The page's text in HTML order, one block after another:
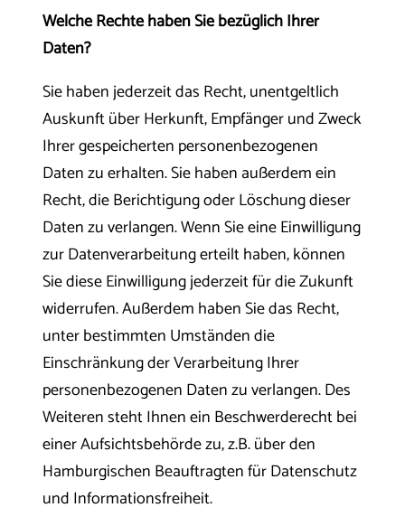
Welche Rechte haben Sie bezüglich Ihrer
Daten?
Sie haben jederzeit das Recht, unentgeltlich
Auskunft über Herkunft, Empfänger und Zweck
Ihrer gespeicherten personenbezogenen
Daten zu erhalten. Sie haben außerdem ein
Recht, die Berichtigung oder Löschung dieser
Daten zu verlangen. Wenn Sie eine Einwilligung
zur Datenverarbeitung erteilt haben, können
Sie diese Einwilligung jederzeit für die Zukunft
widerrufen. Außerdem haben Sie das Recht,
unter bestimmten Umständen die
Einschränkung der Verarbeitung Ihrer
personenbezogenen Daten zu verlangen. Des
Weiteren steht Ihnen ein Beschwerderecht bei
einer Aufsichtsbehörde zu, z.B. über den
Hamburgischen Beauftragten für Datenschutz
und Informationsfreiheit.